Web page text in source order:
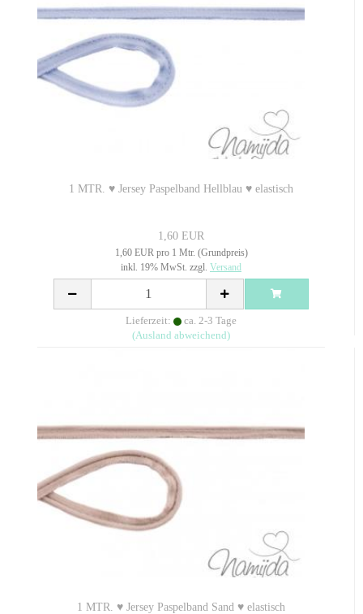
1 MTR. ♥ Jersey Paspelband Hellblau ♥ elastisch
1,60 EUR
1,60 EUR pro 1 Mtr. (Grundpreis)
inkl. 19% MwSt. zzgl. Versand
Lieferzeit:
ca. 2-3 Tage
(Ausland abweichend)
1 MTR. ♥ Jersey Paspelband Sand ♥ elastisch